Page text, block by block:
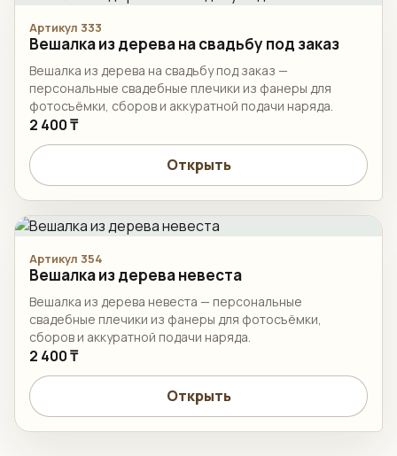
Артикул 333
Вешалка из дерева на свадьбу под заказ
Вешалка из дерева на свадьбу под заказ —
персональные свадебные плечики из фанеры для
фотосъёмки, сборов и аккуратной подачи наряда.
2 400 ₸
Открыть
Артикул 354
Вешалка из дерева невеста
Вешалка из дерева невеста — персональные
свадебные плечики из фанеры для фотосъёмки,
сборов и аккуратной подачи наряда.
2 400 ₸
Открыть